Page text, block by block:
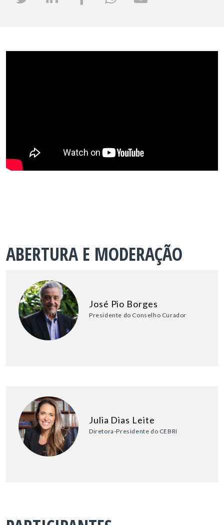
ABERTURA E MODERAÇÃO
José Pio Borges
Presidente do Conselho Curador
Julia Dias Leite
Diretora-Presidente do CEBRI